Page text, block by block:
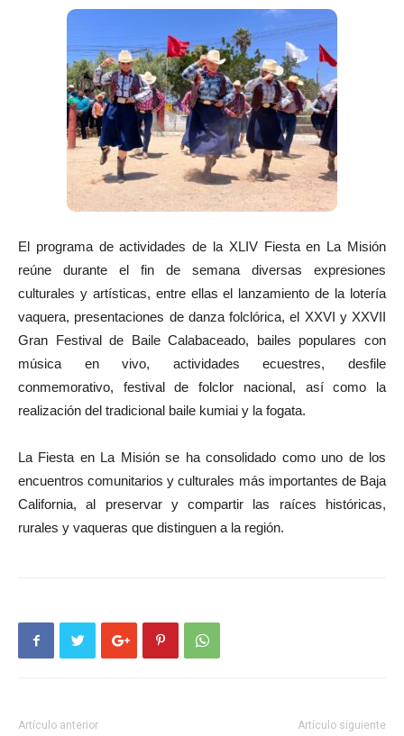
El programa de actividades de la XLIV Fiesta en La Misión
reúne durante el fin de semana diversas expresiones
culturales y artísticas, entre ellas el lanzamiento de la lotería
vaquera, presentaciones de danza folclórica, el XXVI y XXVII
Gran Festival de Baile Calabaceado, bailes populares con
música en vivo, actividades ecuestres, desfile
conmemorativo, festival de folclor nacional, así como la
realización del tradicional baile kumiai y la fogata.
La Fiesta en La Misión se ha consolidado como uno de los
encuentros comunitarios y culturales más importantes de Baja
California, al preservar y compartir las raíces históricas,
rurales y vaqueras que distinguen a la región.
Artículo anterior Artículo siguiente